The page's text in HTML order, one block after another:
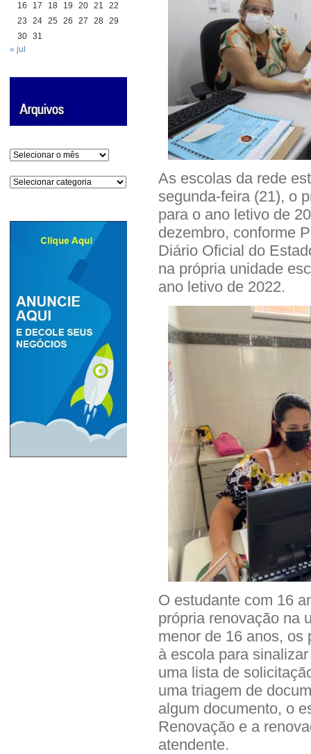
16
17 18 19 20 21
22
23
24 25 26 27 28 29
30 31
« jul
Arquivos
Categorias
As escolas da rede
segunda-feira (21), o
para o ano letivo de
dezembro, conforme
Diário Oficial do
na própria unidade
ano letivo de 2022.
O estudante com 16
própria renovação na
menor de 16 anos, os
à escola para
uma lista de
uma triagem de
algum documento, o
Renovação e a
atendente.